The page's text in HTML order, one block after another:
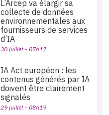
L’Arcep va élargir sa
collecte de données
environnementales aux
fournisseurs de services
d’IA
30 juillet - 07h17
IA Act européen : les
contenus générés par IA
doivent être clairement
signalés
29 juillet - 08h19